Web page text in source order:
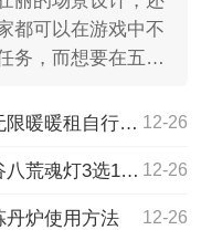
都可以在游戏中不
务，而想要在五十
无限暖暖自行车获取点位有哪些 无限暖暖租自行车位置大全 12-26
鬼谷八荒魂灯三选一选哪个好 鬼谷八荒魂灯3选1选择推荐 12-26
丹炉使用方法 12-26